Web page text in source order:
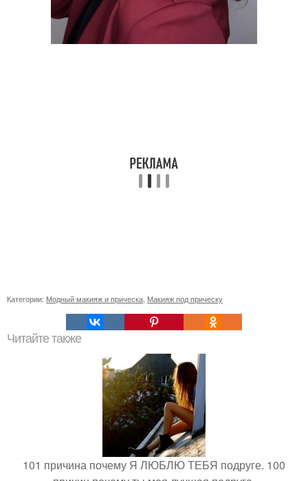
Категории: Модный макияж и прическа Макияж под прическу
Читайте также
101 причина почему Я ЛЮБЛЮ ТЕБЯ подруге. 100